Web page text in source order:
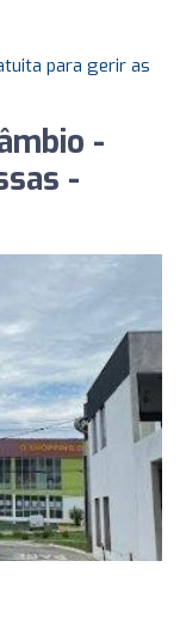
para gerir as
-
-